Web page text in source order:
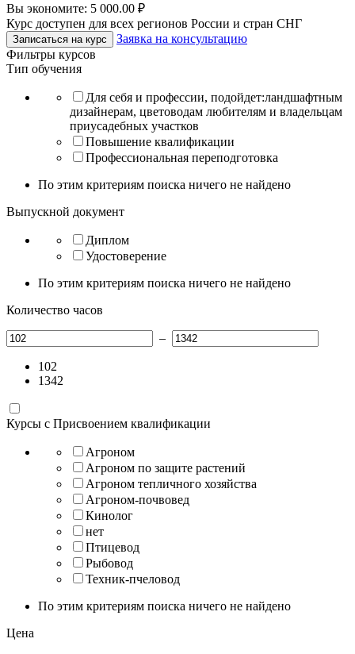
Вы экономите: 5 000.00 ₽
Курс доступен для всех регионов России и стран СНГ
Записаться на курс
Заявка на консультацию
Фильтры курсов
Тип обучения
Для себя и профессии, подойдет:ландшафтным
дизайнерам, цветоводам любителям и владельцам
приусадебных участков
Повышение квалификации
Профессиональная переподготовка
По этим критериям поиска ничего не найдено
Выпускной документ
Диплом
Удостоверение
По этим критериям поиска ничего не найдено
Количество часов
–
102
1342
Курсы с Присвоением квалификации
Агроном
Агроном по защите растений
Агроном тепличного хозяйства
Агроном-почвовед
Кинолог
нет
Птицевод
Рыбовод
Техник-пчеловод
По этим критериям поиска ничего не найдено
Цена